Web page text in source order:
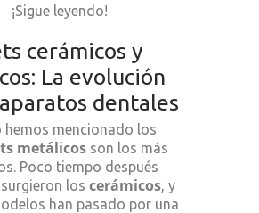
¡Sigue leyendo!
cerámicos y
La evolución
dentales
hemos mencionado los
metálicosson los más
Poco tiempo después
los cerámicos, y
han pasado por una